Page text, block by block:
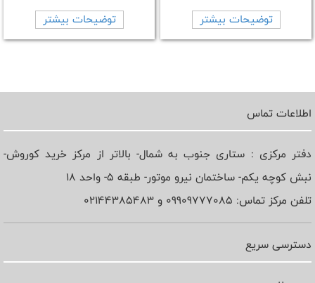
توضیحات بیشتر
توضیحات بیشتر
اطلاعات تماس
دفتر مرکزی : ستاری جنوب به شمال- بالاتر از مرکز خرید کوروش-
نبش کوچه یکم- ساختمان نیرو موتور- طبقه 5- واحد 18
تلفن مرکز تماس: 09909777085 و 02144385483
دسترسی سریع